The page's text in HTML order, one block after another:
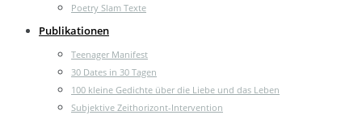
Poetry Slam Texte
Publikationen
Teenager Manifest
30 Dates in 30 Tagen
100 kleine Gedichte über die Liebe und das Leben
Subjektive Zeithorizont-Intervention